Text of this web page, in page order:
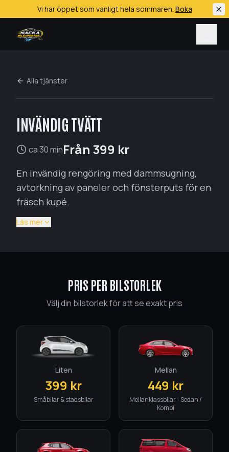
Biltvätt (handtvätt)
Keramisk coating
Däckservice
All bilservice
Alla tjänster
INVÄNDIG TVÄTT
ca 30 minFrån 399 kr
En invändig rengöring med dammsugning,
avtorkning av paneler och fönsterputs för en
fräsch kupé.
Läs mer
PRIS PER BILSTORLEK
Välj din bilstorlek för att se exakt pris
Liten
399 kr
Småbilar & stadsbilar
Mellan
449 kr
Mellanklassbilar - Sedan /
Kombi
Vi har öppet som vanligt hela sommaren. Boka